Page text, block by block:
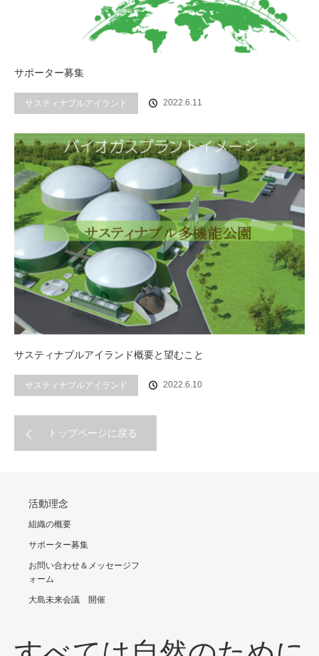
サポーター募集
サスティナブルアイランド 2022.6.11
サスティナブルアイランド概要と望むこと
サスティナブルアイランド 2022.6.10
トップページに戻る
活動理念
組織の概要
サポーター募集
お問い合わせ＆メッセージフ
ォーム
大島未来会議 開催